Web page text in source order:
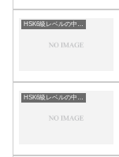
HSK6級レベルの中国語
HSK6級レベルの中国語